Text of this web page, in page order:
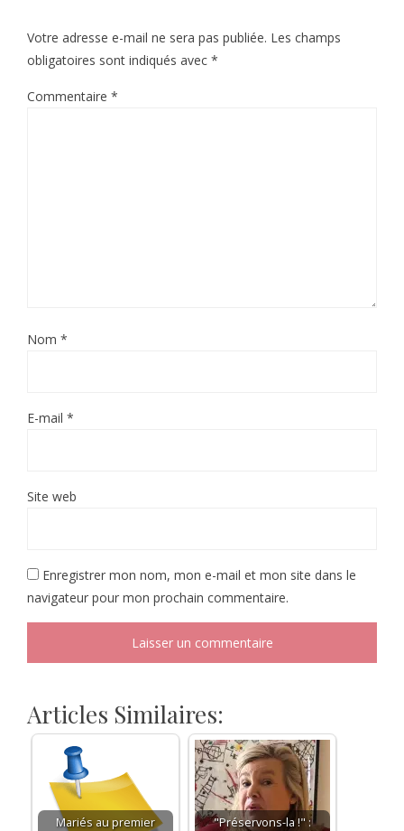
Votre adresse e-mail ne sera pas publiée. Les champs
obligatoires sont indiqués avec *
Commentaire *
Nom *
E-mail *
Site web
Enregistrer mon nom, mon e-mail et mon site dans le
navigateur pour mon prochain commentaire.
Articles Similaires:
Mariés au premier
"Préservons-la !" :